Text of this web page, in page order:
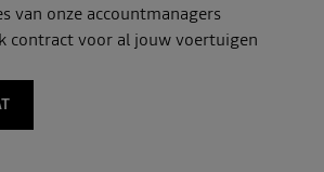
van onze accountmanagers
contract voor al jouw voertuigen